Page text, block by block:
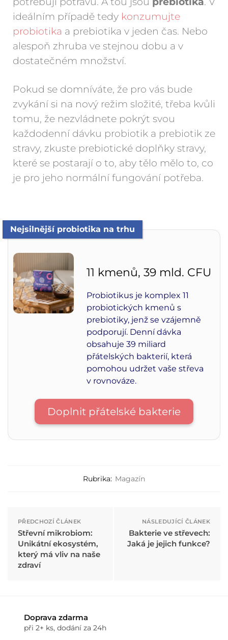
ideálním případě tedy konzumujte
probiotika a prebiotika v jeden čas. Nebo
alespoň zhruba ve stejnou dobu a v
dostatečném množství.
Pokud se domníváte, že pro vás bude
zvykání si na nový režim složité, třeba kvůli
tomu, že nezvládnete pokrýt svou
každodenní dávku probiotik a prebiotik ze
stravy, zkuste prebiotické doplňky stravy,
které se postarají o to, aby tělo mělo to, co
je pro jeho normální fungování potřeba.
Nejsilnější probiotika na trhu
11 kmenů, 39 mld. CFU
Probiotikus je komplex 11
probiotických kmenů s
prebiotiky, jenž se vzájemně
podporují. Denní dávka
obsahuje 39 miliard
přátelských bakterií, která
pomohou udržet vaše střeva
v rovnováze.
Doplnit přátelské bakterie
Rubrika: Magazín
PŘEDCHOZÍ ČLÁNEK
Střevní mikrobiom:
Unikátní ekosystém,
který má vliv na naše
zdraví
NÁSLEDUJÍCÍ ČLÁNEK
Bakterie ve střevech:
Jaká je jejich funkce?
Doprava zdarma
při 2+ ks, dodání za 24h